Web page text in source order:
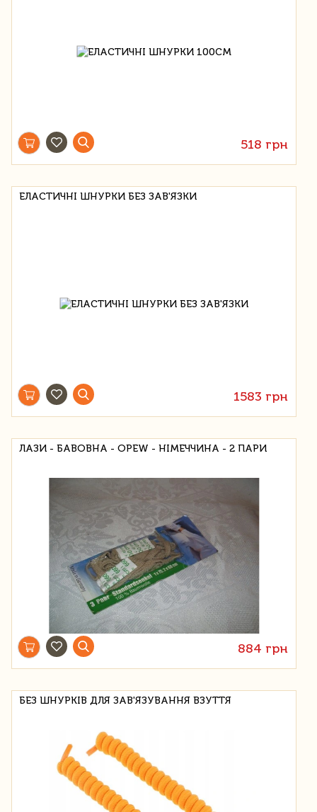
518 грн
ЕЛАСТИЧНІ ШНУРКИ БЕЗ ЗАВ'ЯЗКИ
1583 грн
ЛАЗИ - БАВОВНА - OPEW - НІМЕЧЧИНА - 2 ПАРИ
884 грн
БЕЗ ШНУРКІВ ДЛЯ ЗАВ'ЯЗУВАННЯ ВЗУТТЯ